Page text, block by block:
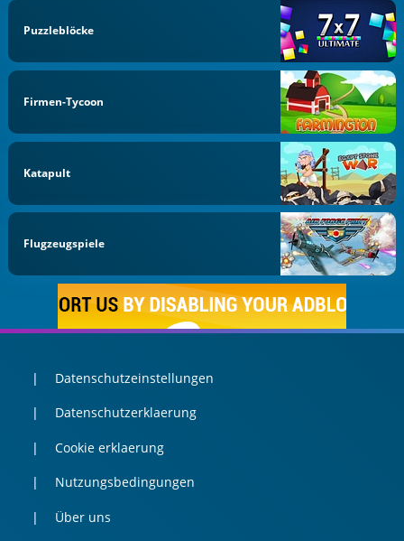
Puzzleblöcke
Firmen-Tycoon
Katapult
Flugzeugspiele
Datenschutzeinstellungen
Datenschutzerklaerung
Cookie erklaerung
Nutzungsbedingungen
Über uns